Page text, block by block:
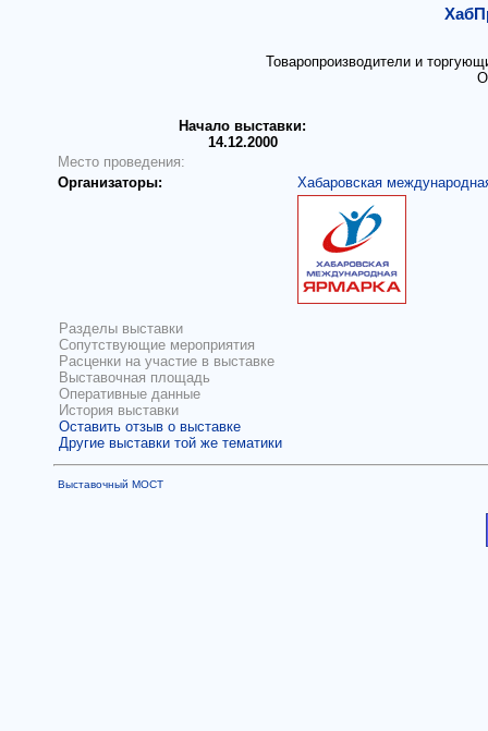
Товаропроизводители и
Начало выставки:
14.12.2000
Место проведения:
Организаторы:
Хабаровская
Разделы выставки
Сопутствующие мероприятия
Расценки на участие в выставке
Выставочная площадь
Оперативные данные
История выставки
Оставить отзыв о выставке
Другие выставки той же тематики
Выставочный МОСТ